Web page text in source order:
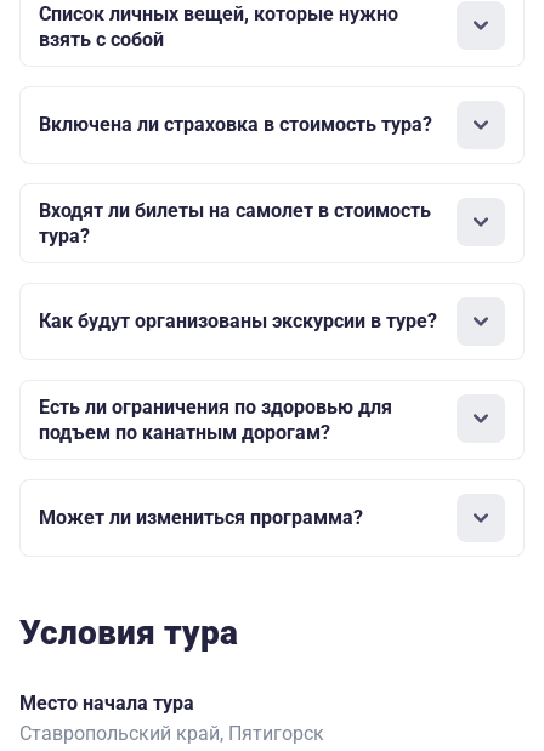
Список личных вещей, которые нужно
взять с собой
Включена ли страховка в стоимость тура?
Входят ли билеты на самолет в стоимость
тура?
Как будут организованы экскурсии в туре?
Есть ли ограничения по здоровью для
подъем по канатным дорогам?
Может ли измениться программа?
Условия тура
Место начала тура
Ставропольский край, Пятигорск